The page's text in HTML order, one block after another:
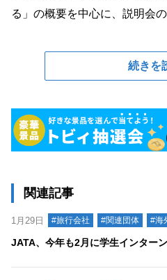
る」の概要を中心に、説明会
続きを
関連記事
1月29日 #旅行会社 #関連団体 #海
JATA、今年も2月に学生インター